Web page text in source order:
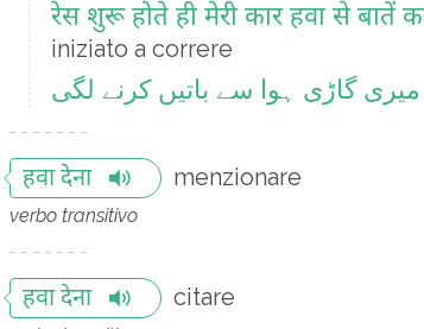
रेस शुरू होते ही मेरी कार हवा से बातें
iniziato a correre
گاڑی ہوا سے باتیں کرنے لگی
हवा देना menzionare
verbo transitivo
हवा देना citare